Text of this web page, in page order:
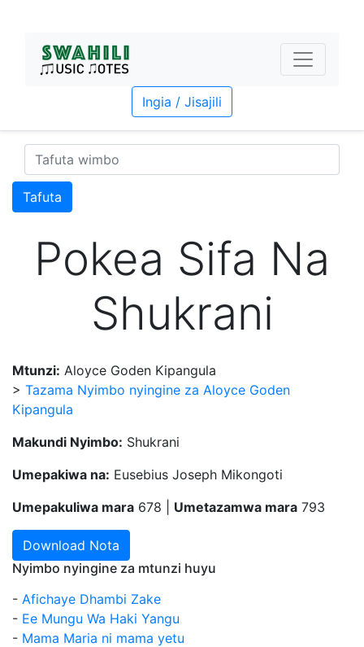
Ingia / Jisajili
Tafuta
Pokea Sifa Na
Shukrani
Mtunzi: Aloyce Goden Kipangula
> Tazama Nyimbo nyingine za Aloyce Goden
Kipangula
Makundi Nyimbo: Shukrani
Umepakiwa na: Eusebius Joseph Mikongoti
Umepakuliwa mara 678 | Umetazamwa mara 793
Download Nota
Nyimbo nyingine za mtunzi huyu
- Afichaye Dhambi Zake
- Ee Mungu Wa Haki Yangu
- Mama Maria ni mama yetu